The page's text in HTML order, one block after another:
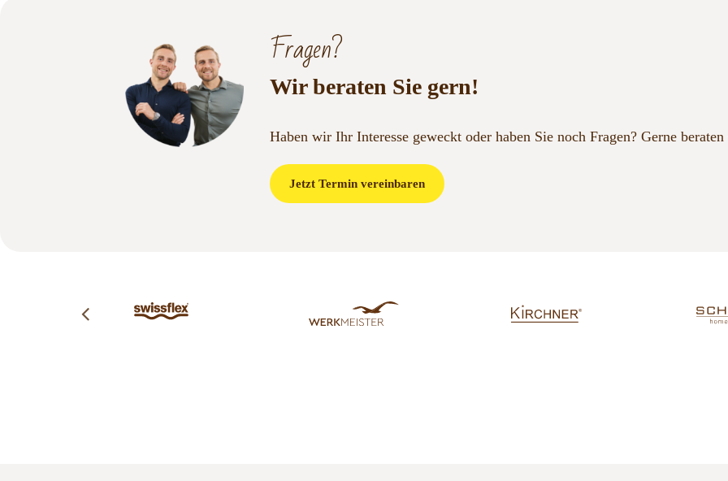
Fragen?
Wir beraten Sie gern!
Haben wir Ihr Interesse geweckt oder haben Sie noch Fragen?Gerne
Jetzt Termin vereinbaren